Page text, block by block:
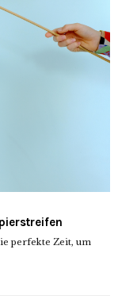
perfekte Zeit, um